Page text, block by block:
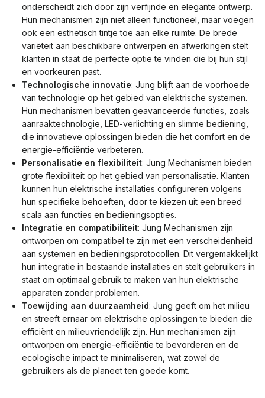
onderscheidt zich door zijn verfijnde en elegante ontwerp.
Hun mechanismen zijn niet alleen functioneel, maar voegen
ook een esthetisch tintje toe aan elke ruimte. De brede
variëteit aan beschikbare ontwerpen en afwerkingen stelt
klanten in staat de perfecte optie te vinden die bij hun stijl
en voorkeuren past.
Technologische innovatie: Jung blijft aan de voorhoede
van technologie op het gebied van elektrische systemen.
Hun mechanismen bevatten geavanceerde functies, zoals
aanraaktechnologie, LED-verlichting en slimme bediening,
die innovatieve oplossingen bieden die het comfort en de
energie-efficiëntie verbeteren.
Personalisatie en flexibiliteit: Jung Mechanismen bieden
grote flexibiliteit op het gebied van personalisatie. Klanten
kunnen hun elektrische installaties configureren volgens
hun specifieke behoeften, door te kiezen uit een breed
scala aan functies en bedieningsopties.
Integratie en compatibiliteit: Jung Mechanismen zijn
ontworpen om compatibel te zijn met een verscheidenheid
aan systemen en bedieningsprotocollen. Dit vergemakkelijkt
hun integratie in bestaande installaties en stelt gebruikers in
staat om optimaal gebruik te maken van hun elektrische
apparaten zonder problemen.
Toewijding aan duurzaamheid: Jung geeft om het milieu
en streeft ernaar om elektrische oplossingen te bieden die
efficiënt en milieuvriendelijk zijn. Hun mechanismen zijn
ontworpen om energie-efficiëntie te bevorderen en de
ecologische impact te minimaliseren, wat zowel de
gebruikers als de planeet ten goede komt.